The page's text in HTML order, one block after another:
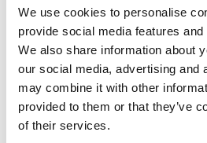
We use cookies to personalise
provide social media features
We also share information about
our social media, advertising and
may combine it with other
provided to them or that they’ve
of their services.
Toggle features
Toutes les
Toggle techspec
Caractéristiques
Toggle guides and
Instructions